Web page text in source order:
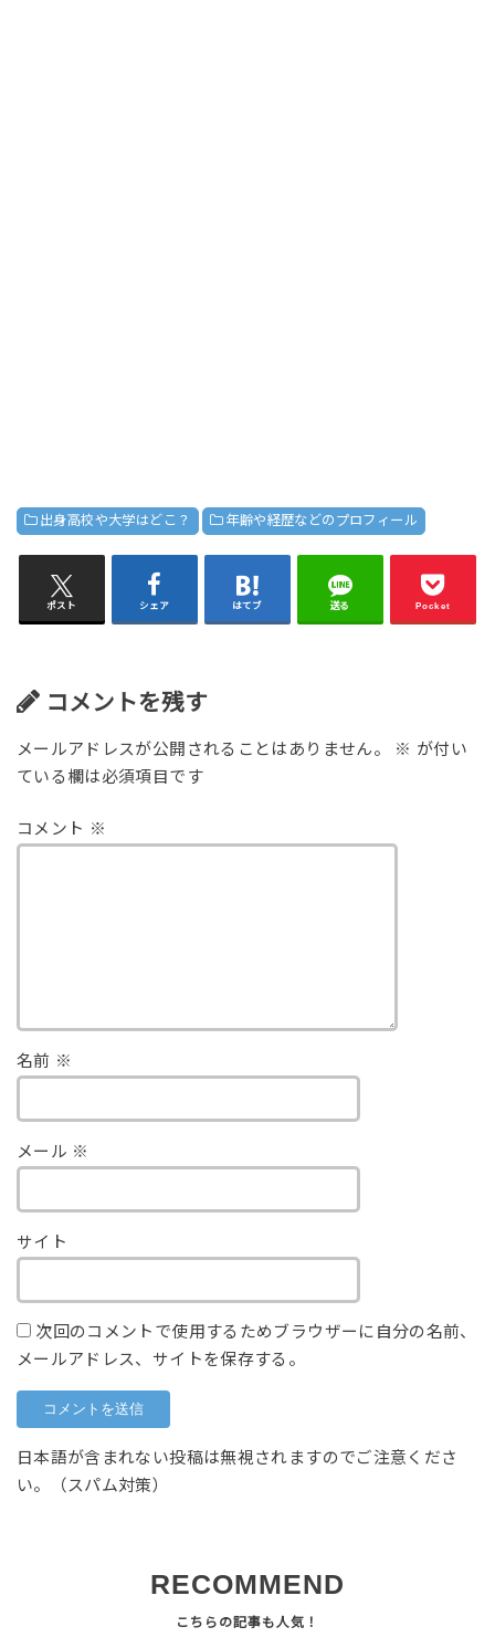
出身高校や大学はどこ？ 年齢や経歴などのプロフィール
ポスト シェア はてブ 送る Pocket
コメントを残す
メールアドレスが公開されることはありません。 ※ が付い
ている欄は必須項目です
コメント ※
名前 ※
メール ※
サイト
次回のコメントで使用するためブラウザーに自分の名前、
メールアドレス、サイトを保存する。
日本語が含まれない投稿は無視されますのでご注意くださ
い。（スパム対策）
RECOMMEND